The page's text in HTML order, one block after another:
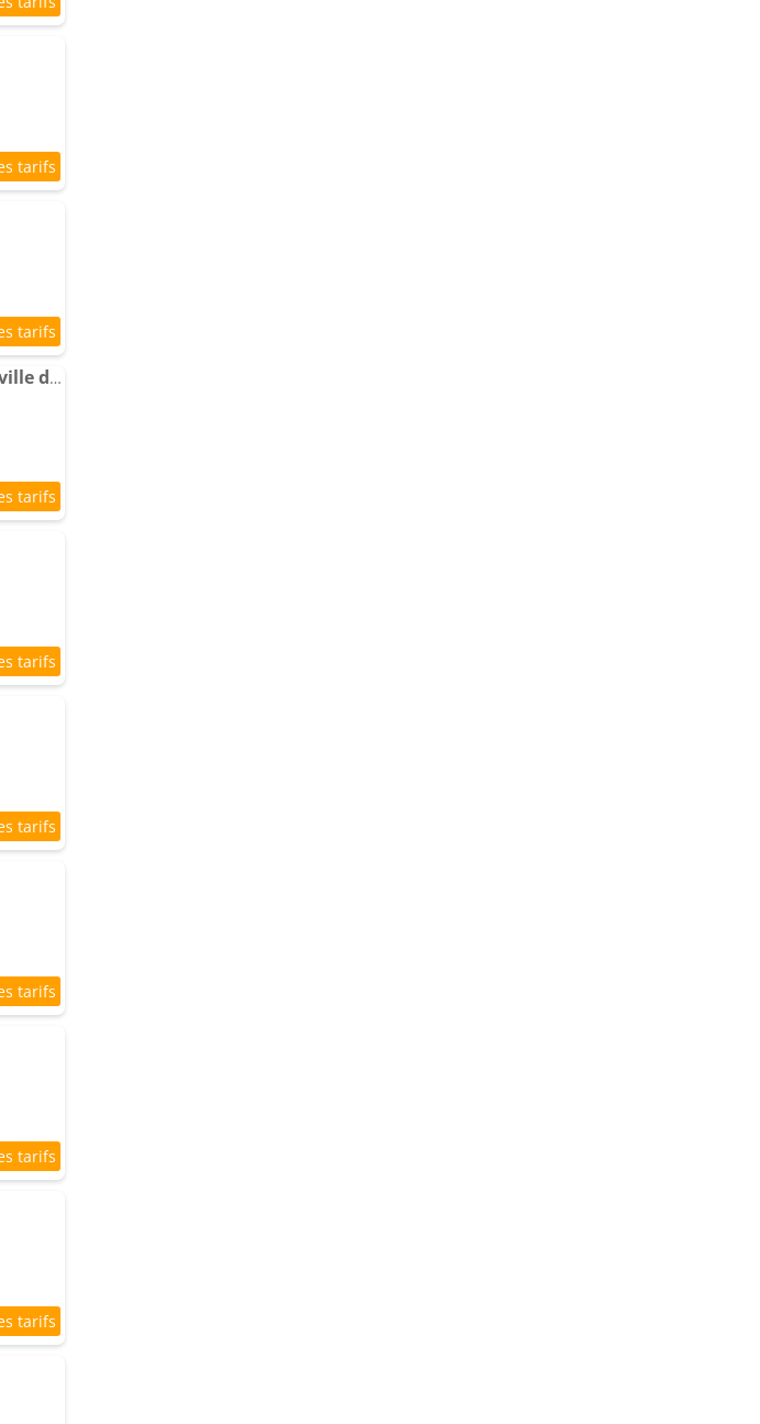
Le Studio Haslay SERAUCOURT en plein cœur de ville de BOURGES - Charme de l ancien et confort contem